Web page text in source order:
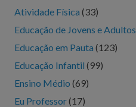
Atividade Física (33)
Educação de Jovens e Adultos
Educação em Pauta (123)
Educação Infantil (99)
Ensino Médio (69)
Eu Professor(17)